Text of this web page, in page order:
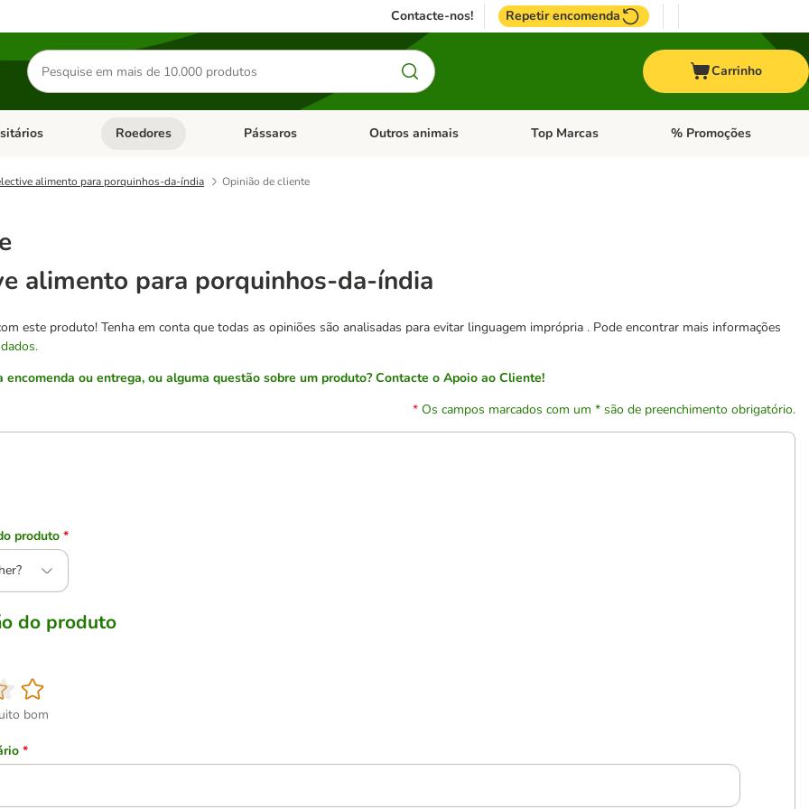
Contacte-nos! Repetir encomenda
Pesquisar
produtos
Carrinho
de categoria: Dieta Vet.Abrir menu de categoria: Antiparasitários
Roedores Abrir menu de categoria: Roedores
Pássaros Abrir menu de categoria: Pássaros
Outros animais Abrir menu de categoria: Outros animais
Top Marcas Abrir menu de categoria:
% Promoções
alimento para porquinhos-da-índia Opinião de cliente
alimento para porquinhos-da-índia
este produto! Tenha em conta que todas as opiniões são analisadas para evitar linguagem imprópria . Pode encontrar mais informações
encomenda ou entrega, ou alguma questão sobre um produto? Contacte o Apoio ao Cliente!
Os campos marcados com um * são de preenchimento obrigatório.
produto *
do produto
bom
*